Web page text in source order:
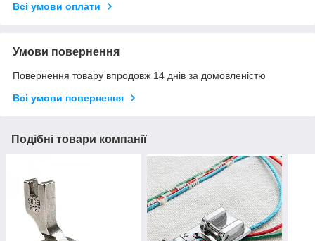
Всі умови оплати
Умови повернення
Повернення товару впродовж 14 днів за домовленістю
Всі умови повернення
Подібні товари компанії